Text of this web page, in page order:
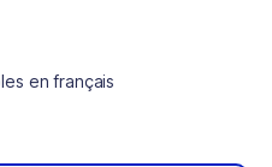
en français